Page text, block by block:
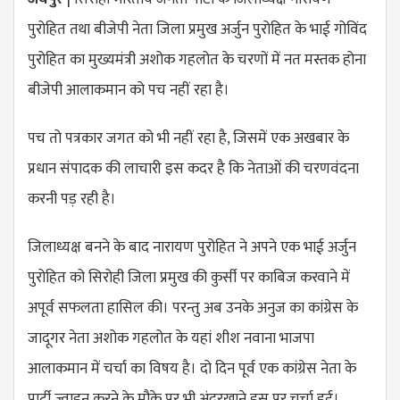
पुरोहित तथा बीजेपी नेता जिला प्रमुख अर्जुन पुरोहित के भाई गोविंद
पुरोहित का मुख्यमंत्री अशोक गहलोत के चरणों में नत मस्तक होना
बीजेपी आलाकमान को पच नहीं रहा है।
पच तो पत्रकार जगत को भी नहीं रहा है, जिसमें एक अखबार के
प्रधान संपादक की लाचारी इस कदर है कि नेताओं की चरणवंदना
करनी पड़ रही है।
जिलाध्यक्ष बनने के बाद नारायण पुरोहित ने अपने एक भाई अर्जुन
पुरोहित को सिरोही जिला प्रमुख की कुर्सी पर काबिज करवाने में
अपूर्व सफलता हासिल की। परन्तु अब उनके अनुज का कांग्रेस के
जादूगर नेता अशोक गहलोत के यहां शीश नवाना भाजपा
आलाकमान में चर्चा का विषय है। दो दिन पूर्व एक कांग्रेस नेता के